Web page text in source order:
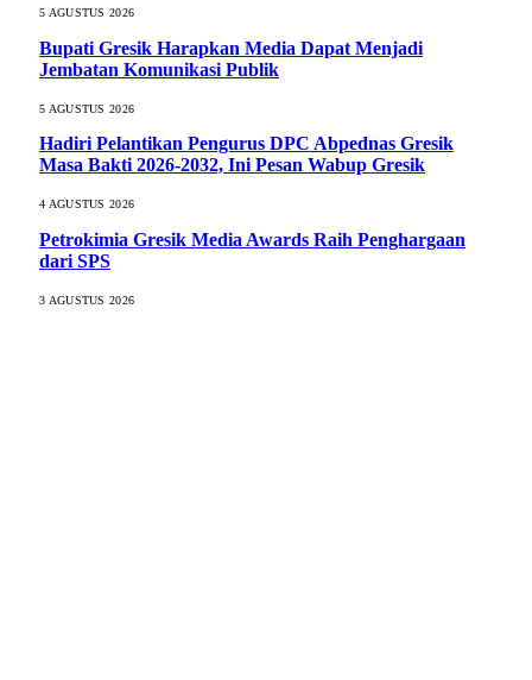
5 AGUSTUS 2026
Bupati Gresik Harapkan Media Dapat Menjadi
Jembatan Komunikasi Publik
5 AGUSTUS 2026
Hadiri Pelantikan Pengurus DPC Abpednas Gresik
Masa Bakti 2026-2032, Ini Pesan Wabup Gresik
4 AGUSTUS 2026
Petrokimia Gresik Media Awards Raih Penghargaan
dari SPS
3 AGUSTUS 2026